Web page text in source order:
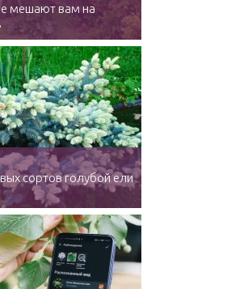
мешают вам на
сортов голубой ели